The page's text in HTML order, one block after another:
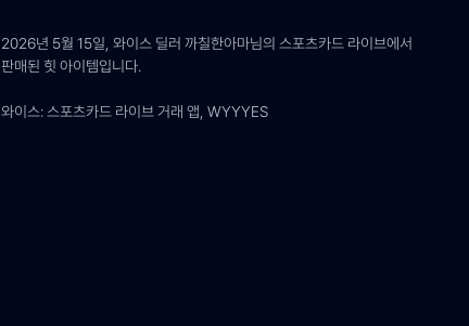
2026년 5월 15일, 와이스 딜러 까칠한아마님의 스포츠카드 라이브에서
판매된 힛 아이템입니다.
와이스: 스포츠카드 라이브 거래 앱, WYYYES